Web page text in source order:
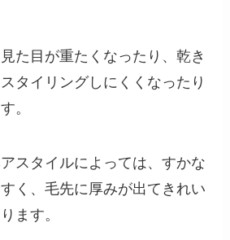
た目が重たくなったり、乾き
タイリングしにくくなったり
。
スタイルによっては、すかな
く、毛先に厚みが出てきれい
ます。